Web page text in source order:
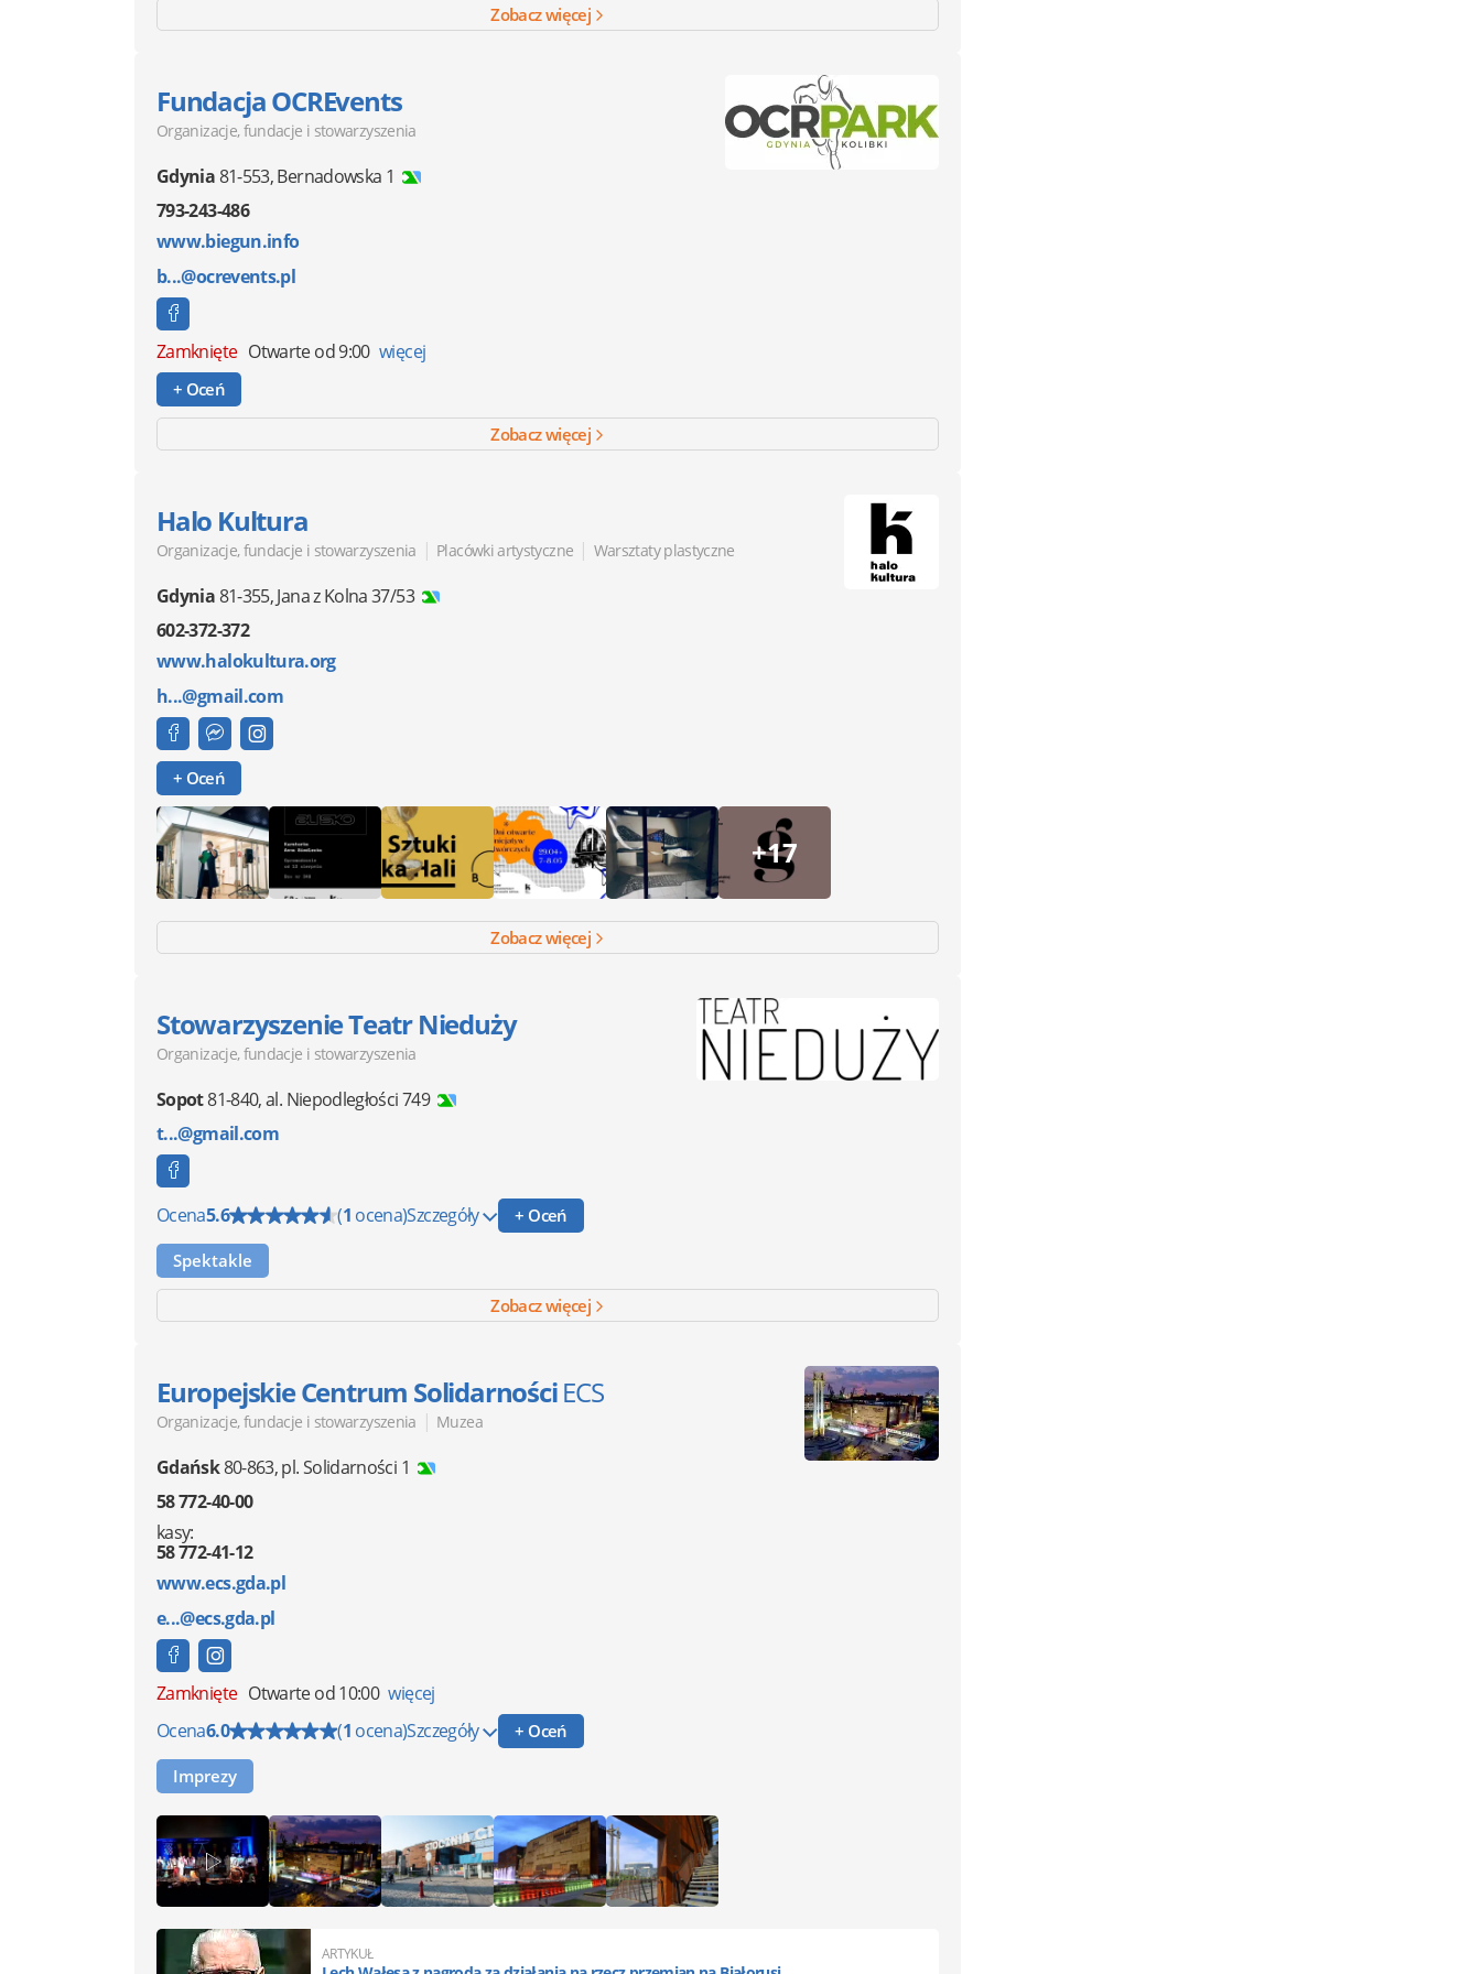
Zobacz więcej
Fundacja OCREvents
Organizacje, fundacje i stowarzyszenia
Gdynia81-553,Bernadowska 1
793-243-486
www.biegun.info
b...@ocrevents.pl
Zamknięte Otwarte od 9:00 więcej
+ Oceń
Zobacz więcej
Halo Kultura
Organizacje, fundacje i stowarzyszenia | Placówki artystyczne | Warsztaty plastyczne
Gdynia81-355,Jana z Kolna 37/53
602-372-372
www.halokultura.org
h...@gmail.com
+ Oceń
+17
Zobacz więcej
Stowarzyszenie Teatr Nieduży
Organizacje, fundacje i stowarzyszenia
Sopot81-840,al. Niepodległości 749
t...@gmail.com
Ocena5.6 (1 ocena)Szczegóły + Oceń
Spektakle
Zobacz więcej
Europejskie Centrum SolidarnościECS
Organizacje, fundacje i stowarzyszenia | Muzea
Gdańsk80-863,pl. Solidarności 1
58 772-40-00
kasy:
58 772-41-12
www.ecs.gda.pl
e...@ecs.gda.pl
Zamknięte Otwarte od 10:00 więcej
Ocena6.0 (1 ocena)Szczegóły + Oceń
Imprezy
ARTYKUŁ